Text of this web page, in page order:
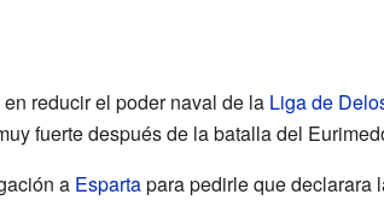
reducir el poder naval de la Liga de
fuerte después de la batalla del
a Espartapara pedirle que declarara